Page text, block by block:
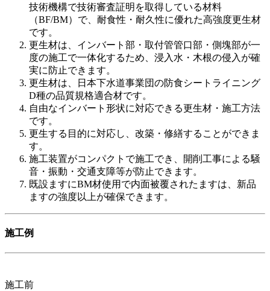
技術機構で技術審査証明を取得している材料
（BF/BM）で、耐食性・耐久性に優れた高強度更生材
です。
更生材は、インバート部・取付管管口部・側塊部が一
度の施工で一体化するため、浸入水・木根の侵入が確
実に防止できます。
更生材は、日本下水道事業団の防食シートライニング
D種の品質規格適合材です。
自由なインバート形状に対応できる更生材・施工方法
です。
更生する目的に対応し、改築・修繕することができま
す。
施工装置がコンパクトで施工でき、開削工事による騒
音・振動・交通支障等が防止できます。
既設ますにBM材使用で内面被覆されたますは、新品
ますの強度以上が確保できます。
施工例
施工前